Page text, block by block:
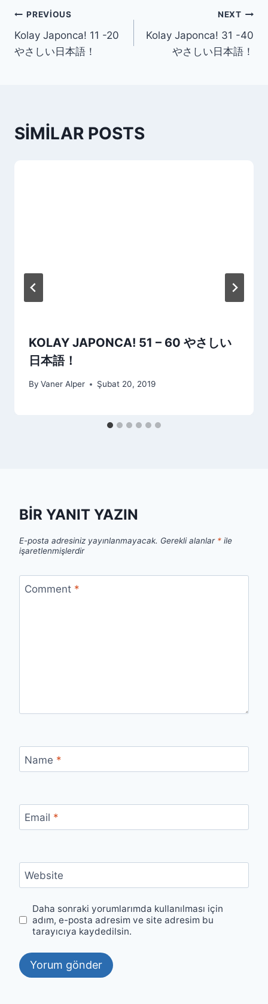
YAZI
GEZINMESI
PREVIOUS
Kolay Japonca! 11 -20
やさしい日本語！
NEXT
Kolay Japonca! 31 -40
やさしい日本語！
SIMILAR POSTS
KOLAY JAPONCA! 51 – 60 やさしい
日本語！
By Vaner Alper Şubat 20, 2019
BIR YANIT YAZIN
E-posta adresiniz yayınlanmayacak. Gerekli alanlar * ile
işaretlenmişlerdir
Comment *
Name *
Email *
Website
Daha sonraki yorumlarımda kullanılması için
adım, e-posta adresim ve site adresim bu
tarayıcıya kaydedilsin.